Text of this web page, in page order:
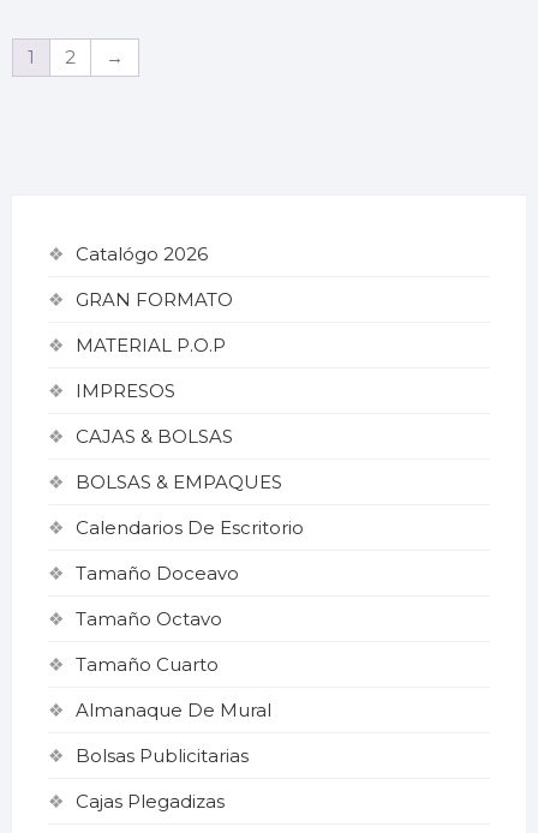
1 2 →
Catalógo 2026
GRAN FORMATO
MATERIAL P.O.P
IMPRESOS
CAJAS & BOLSAS
BOLSAS & EMPAQUES
Calendarios De Escritorio
Tamaño Doceavo
Tamaño Octavo
Tamaño Cuarto
Almanaque De Mural
Bolsas Publicitarias
Cajas Plegadizas